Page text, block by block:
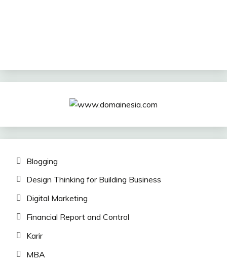
Blogging
Design Thinking for Building Business
Digital Marketing
Financial Report and Control
Karir
MBA